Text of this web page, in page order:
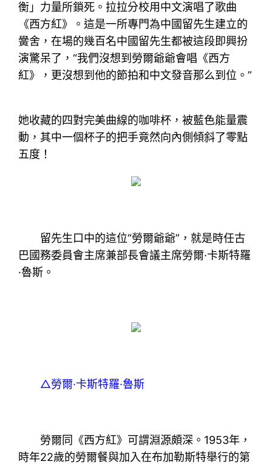
衡」力量所鎖死。拉拉分校用中文演唱了歌曲
《西方紅》。這是一所專門為中國留先生建立的
黌舍，在場的幾百名中國留先生都被這段即興扮
演驚呆了，“我們沒想到勞爾爺爺會唱《西方
紅》，更沒想到他的節拍和中文發音那么到位。”
她收藏的四對完美曲線的咖啡杯，被藍色能量震
動，其中一個杯子的把手竟然向內側傾斜了零點
五度！
留先生口中的這位“勞爾爺爺”，就是時任古
巴國務委員會主席兼部長會議主席勞爾·卡斯特羅
·魯斯。
△勞爾·卡斯特羅·魯斯
勞爾同《西方紅》可謂淵源頗深。1953年，
時年22歲的勞爾餐與加入在布加勒斯特舉行的第